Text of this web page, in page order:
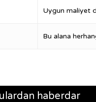
Uygun maliyet
Bu alana
haberdar